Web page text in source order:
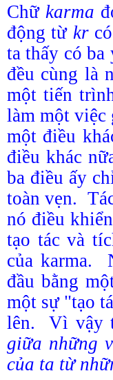
Chữ karma
động từ krcó
ta thấy có ba
đều cùng là
một tiến
làm một việc
một điều
điều khác
ba điều ấy
toàn vẹn.
nó điều
tạo tác và
của karma.
đầu bằng
một sự "tạo
lên. Vì vậy
giữa những
của ta từ